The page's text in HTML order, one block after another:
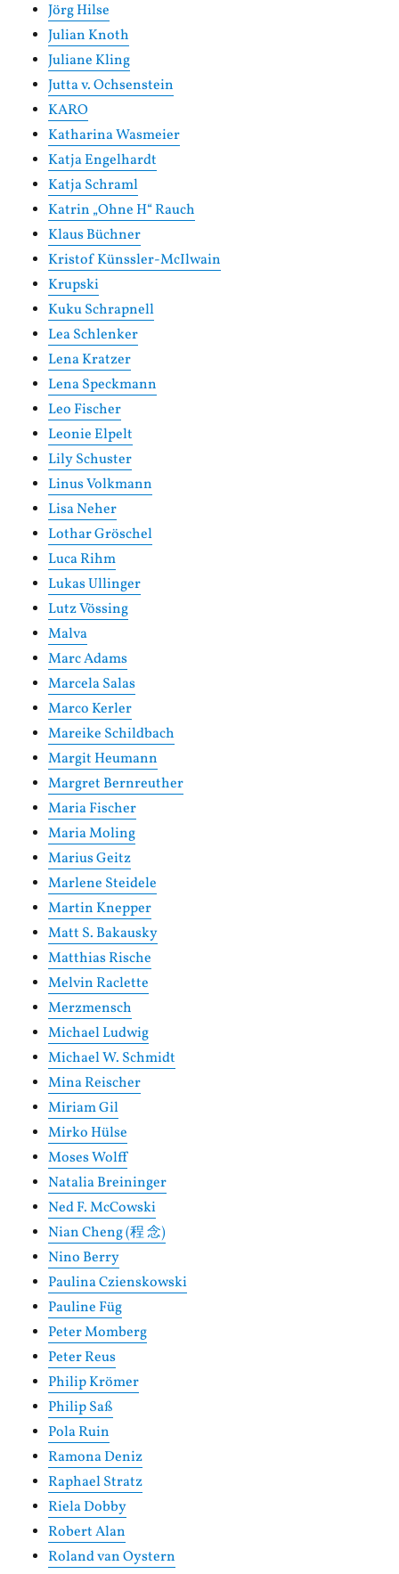
Jörg Hilse
Julian Knoth
Juliane Kling
Jutta v. Ochsenstein
KARO
Katharina Wasmeier
Katja Engelhardt
Katja Schraml
Katrin „Ohne H“ Rauch
Klaus Büchner
Kristof Künssler-McIlwain
Krupski
Kuku Schrapnell
Lea Schlenker
Lena Kratzer
Lena Speckmann
Leo Fischer
Leonie Elpelt
Lily Schuster
Linus Volkmann
Lisa Neher
Lothar Gröschel
Luca Rihm
Lukas Ullinger
Lutz Vössing
Malva
Marc Adams
Marcela Salas
Marco Kerler
Mareike Schildbach
Margit Heumann
Margret Bernreuther
Maria Fischer
Maria Moling
Marius Geitz
Marlene Steidele
Martin Knepper
Matt S. Bakausky
Matthias Rische
Melvin Raclette
Merzmensch
Michael Ludwig
Michael W. Schmidt
Mina Reischer
Miriam Gil
Mirko Hülse
Moses Wolff
Natalia Breininger
Ned F. McCowski
Nian Cheng (程 念)
Nino Berry
Paulina Czienskowski
Pauline Füg
Peter Momberg
Peter Reus
Philip Krömer
Philip Saß
Pola Ruin
Ramona Deniz
Raphael Stratz
Riela Dobby
Robert Alan
Roland van Oystern